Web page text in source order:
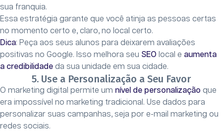
sua franquia.
Essa estratégia garante que você atinja as pessoas certas
no momento certo e, claro, no local certo.
Dica: Peça aos seus alunos para deixarem avaliações
positivas no Google. Isso melhora seu SEO local e aumenta
a credibilidade da sua unidade em sua cidade.
5. Use a Personalização a Seu Favor
O marketing digital permite um nível de personalização que
era impossível no marketing tradicional. Use dados para
personalizar suas campanhas, seja por e-mail marketing ou
redes sociais.